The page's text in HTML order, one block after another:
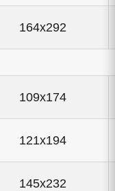
164x292
109x174
121x194
145x232